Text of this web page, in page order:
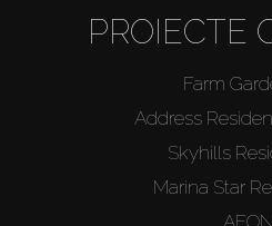
PROIECTE
Farm
Address
Skyhills
Marina Star